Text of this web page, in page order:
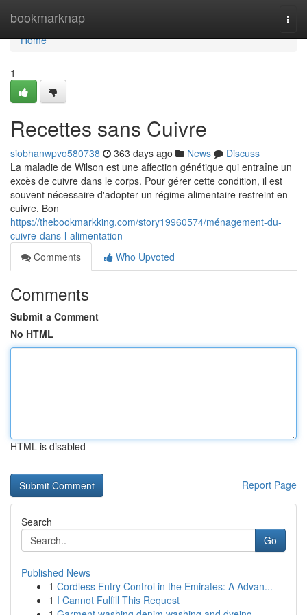
bookmarknap
Home
Home
1
Recettes sans Cuivre
siobhanwpvo580738 363 days ago News
Discuss
La maladie de Wilson est une affection génétique qui entraîne un
excès de cuivre dans le corps. Pour gérer cette condition, il est
souvent nécessaire d'adopter un régime alimentaire restreint en
cuivre. Bon
https://thebookmarkking.com/story19960574/ménagement-du-
cuivre-dans-l-alimentation
Comments
Who Upvoted
Comments
Submit a Comment
No HTML
HTML is disabled
Report Page
Search
Go
Published News
1 Cordless Entry Control in the Emirates: A Advan...
1 I Cannot Fulfill This Request